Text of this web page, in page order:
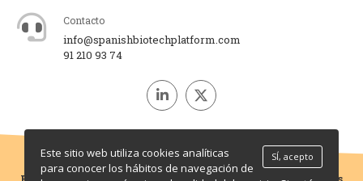
SÍ, acepto
Este sitio web utiliza cookies analíticas
para conocer los hábitos de navegación de
Contacto
info@spanishbiotechplatform.com
91 210 93 74